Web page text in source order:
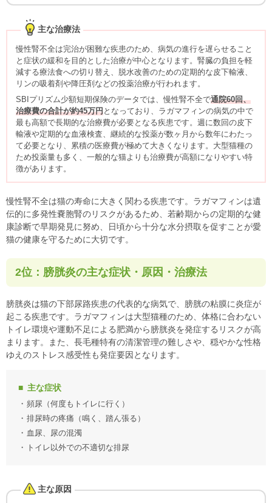
主な治療法
慢性腎不全は完治が困難な疾患のため、病気の進行を遅らせること
と症状の緩和を目的とした治療が中心となります。腎臓の負担を軽
減する療法食への切り替え、脱水改善のための定期的な皮下輸液、
リンの吸着剤や降圧剤などの投薬治療が行われます。
SBIプリズム少額短期保険のデータでは、慢性腎不全で通院60回、
治療費の合計が約45万円となっており、ラガマフィンの病気の中で
最も高額で長期的な治療費が必要となる疾患です。週に数回の皮下
輸液や定期的な血液検査、継続的な投薬が数ヶ月から数年にわたっ
て必要となり、累積の医療費が極めて大きくなります。大型猫種の
ため投薬量も多く、一般的な猫よりも治療費が高額になりやすい特
徴があります。
慢性腎不全は猫の寿命に大きく関わる疾患です。ラガマフィンは遺
伝的に多発性嚢胞腎のリスクがあるため、若齢期からの定期的な健
康診断で早期発見に努め、日頃から十分な水分摂取を促すことが愛
猫の健康を守るために大切です。
2位：膀胱炎の主な症状・原因・治療法
膀胱炎は猫の下部尿路疾患の代表的な病気で、膀胱の粘膜に炎症が
起こる疾患です。ラガマフィンは大型猫種のため、体格に合わない
トイレ環境や運動不足による肥満から膀胱炎を発症するリスクが高
まります。また、長毛種特有の清潔管理の難しさや、穏やかな性格
ゆえのストレス感受性も発症要因となります。
主な症状
頻尿（何度もトイレに行く）
排尿時の疼痛（鳴く、踏ん張る）
血尿、尿の混濁
トイレ以外での不適切な排尿
主な原因